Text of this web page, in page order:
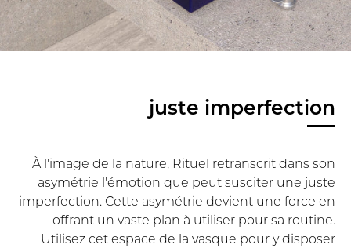
juste imperfection
À l'image de la nature, Rituel retranscrit dans son
asymétrie l'émotion que peut susciter une juste
imperfection. Cette asymétrie devient une force en
offrant un vaste plan à utiliser pour sa routine.
Utilisez cet espace de la vasque pour y disposer